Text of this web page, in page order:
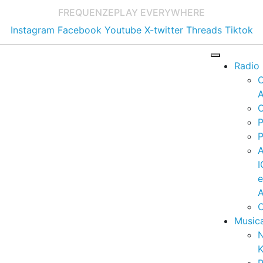
FREQUENZEPLAY EVERYWHERE
Instagram Facebook Youtube X-twitter Threads Tiktok
Radio
e